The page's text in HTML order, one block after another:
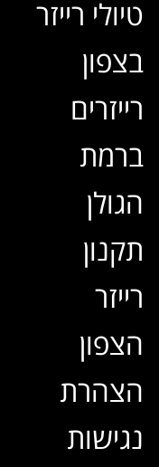
טיולי רייזר
בצפון
רייזרים
ברמת
הגולן
תקנון
רייזר
הצפון
הצהרת
נגישות